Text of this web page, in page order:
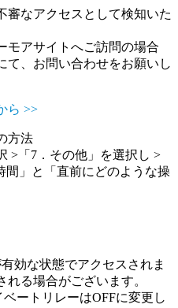
審なアクセスとして検知いた
モアサイトへご訪問の場合
て、お問い合わせをお願いし
ら >>
方法
>「7．その他」を選択し >
間」と「直前にどのような操
効な状態でアクセスされま
る場合がございます。
ートリレーはOFFに変更し